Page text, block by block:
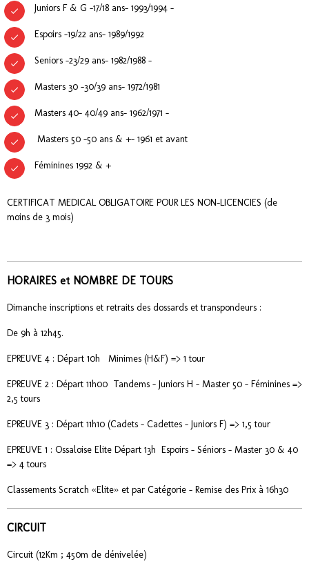
Juniors F & G -17/18 ans- 1993/1994 -
Espoirs -19/22 ans- 1989/1992
Seniors -23/29 ans- 1982/1988 -
Masters 30 -30/39 ans- 1972/1981
Masters 40- 40/49 ans- 1962/1971 -
Masters 50 -50 ans & +- 1961 et avant
Féminines 1992 & +
CERTIFICAT MEDICAL OBLIGATOIRE POUR LES NON-LICENCIES (de
moins de 3 mois)
HORAIRES et NOMBRE DE TOURS
Dimanche inscriptions et retraits des dossards et transpondeurs :
De 9h à 12h45.
EPREUVE 4 : Départ 10h Minimes (H&F) => 1 tour
EPREUVE 2 : Départ 11h00 Tandems - Juniors H - Master 50 - Féminines =>
2,5 tours
EPREUVE 3 : Départ 11h10 (Cadets – Cadettes - Juniors F) => 1,5 tour
EPREUVE 1 : Ossaloise Elite Départ 13h Espoirs – Séniors - Master 30 & 40
=> 4 tours
Classements Scratch «Elite» et par Catégorie - Remise des Prix à 16h30
CIRCUIT
Circuit (12Km ; 450m de dénivelée)